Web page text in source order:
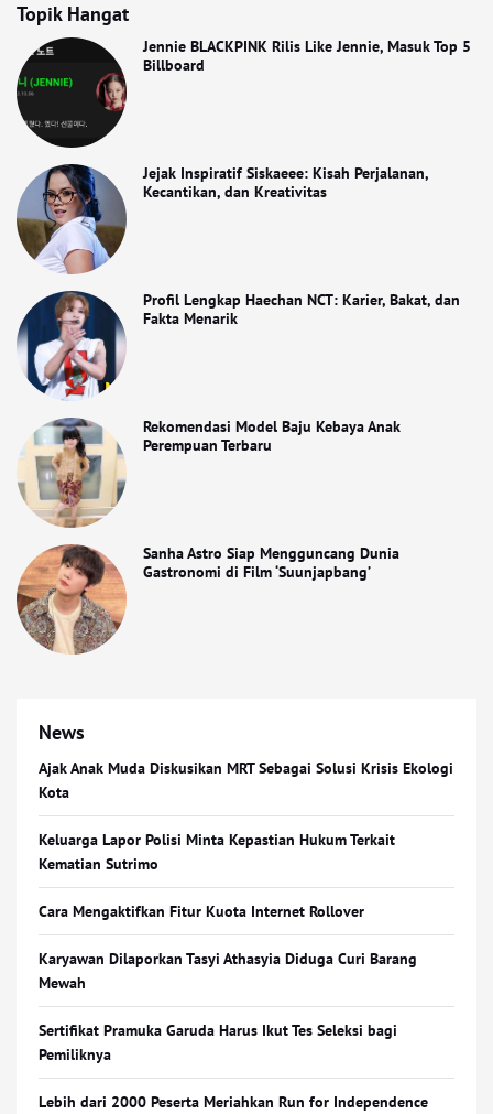
Topik Hangat
Jennie BLACKPINK Rilis Like Jennie, Masuk Top 5
Billboard
Jejak Inspiratif Siskaeee: Kisah Perjalanan,
Kecantikan, dan Kreativitas
Profil Lengkap Haechan NCT: Karier, Bakat, dan
Fakta Menarik
Rekomendasi Model Baju Kebaya Anak
Perempuan Terbaru
Sanha Astro Siap Mengguncang Dunia
Gastronomi di Film ‘Suunjapbang’
News
Ajak Anak Muda Diskusikan MRT Sebagai Solusi Krisis Ekologi
Kota
Keluarga Lapor Polisi Minta Kepastian Hukum Terkait
Kematian Sutrimo
Cara Mengaktifkan Fitur Kuota Internet Rollover
Karyawan Dilaporkan Tasyi Athasyia Diduga Curi Barang
Mewah
Sertifikat Pramuka Garuda Harus Ikut Tes Seleksi bagi
Pemiliknya
Lebih dari 2000 Peserta Meriahkan Run for Independence